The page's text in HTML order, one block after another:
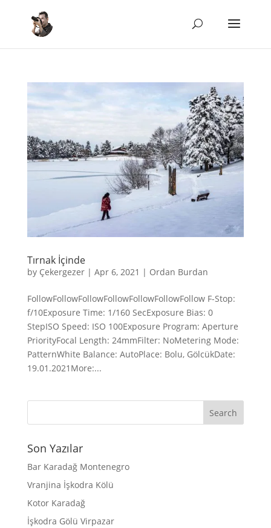
Tırnak İçinde
by Çekergezer| Apr 6, 2021 | Ordan Burdan
FollowFollowFollowFollowFollowFollowFollow F-Stop:
f/10Exposure Time: 1/160 SecExposure Bias: 0
StepISO Speed: ISO 100Exposure Program: Aperture
PriorityFocal Length: 24mmFilter: NoMetering Mode:
PatternWhite Balance: AutoPlace: Bolu, GölcükDate:
19.01.2021More:...
Son Yazılar
Bar Karadağ Montenegro
Vranjina İşkodra Kölü
Kotor Karadağ
İşkodra Gölü Virpazar